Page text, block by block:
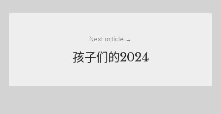
Next article
孩子们的2024